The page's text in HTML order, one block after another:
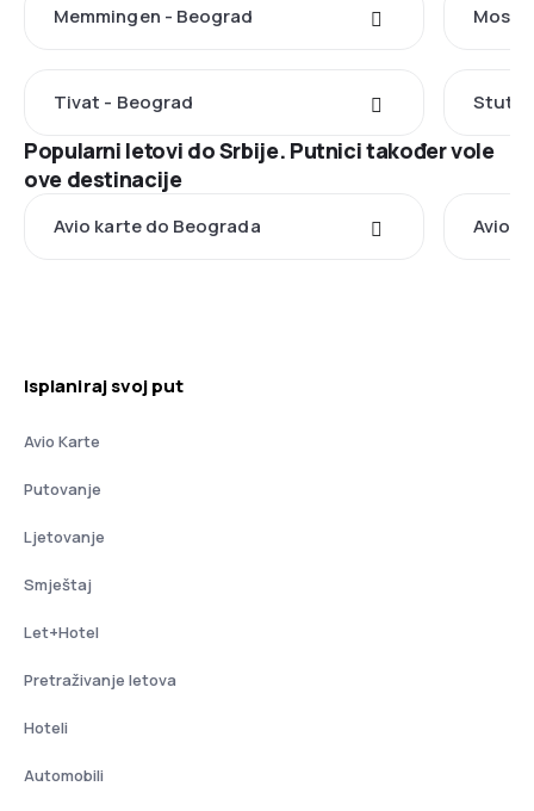
Memmingen - Beograd
Tivat - Beograd
Popularni letovi do Srbije. Putnici također vole
ove destinacije
Avio karte do Beograda Avio
Isplaniraj svoj put
Avio Karte
Putovanje
Ljetovanje
Smještaj
Let+Hotel
Pretraživanje letova
Hoteli
Automobili